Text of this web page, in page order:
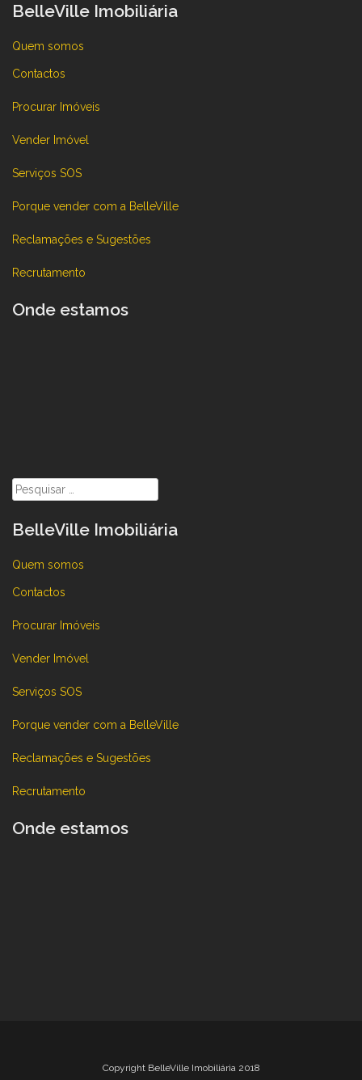
BelleVille Imobiliária
Quem somos
Contactos
Procurar Imóveis
Vender Imóvel
Serviços SOS
Porque vender com a BelleVille
Reclamações e Sugestões
Recrutamento
Onde estamos
Pesquisar
por:
BelleVille Imobiliária
Quem somos
Contactos
Procurar Imóveis
Vender Imóvel
Serviços SOS
Porque vender com a BelleVille
Reclamações e Sugestões
Recrutamento
Onde estamos
Copyright BelleVille Imobiliária 2018